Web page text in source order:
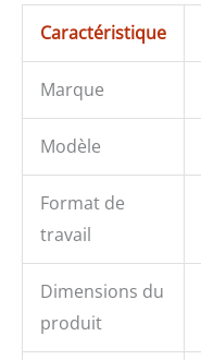
Caractéristique
Marque
Modèle
Format de
travail
Dimensions du
produit